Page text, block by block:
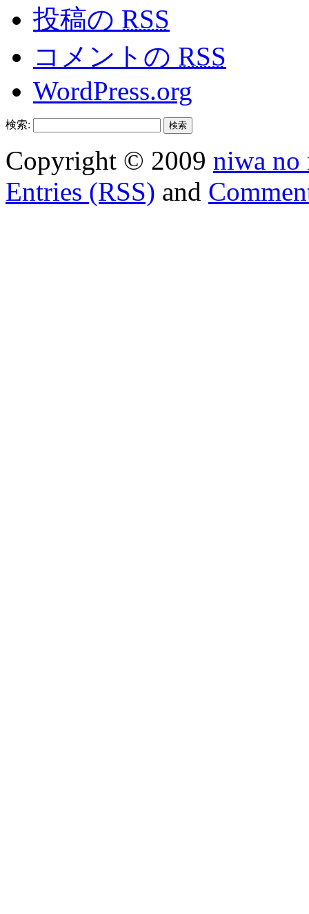
投稿の RSS
コメントの RSS
WordPress.org
検索:
Copyright © 2009 niwa no
Entries (RSS) and